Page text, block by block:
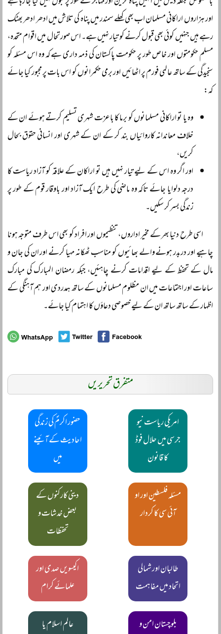
اور ہزاروں اراکانی مسلمان اب بھی کھلے سمندر میں پناہ کی تلاش میں ادھر ادھر بھٹک
رہے ہیں جنہیں کوئی بھی قبول کرنے کو تیار نہیں ہے۔ اس صورتحال میں اقوام متحدہ،
مسلم حکومتوں اور خاص طور پر حکومت پاکستان کی ذمہ داری ہے کہ وہ اس مسئلہ کو
سنجیدگی کے ساتھ عالمی فورم پر اٹھائیں اور برمی حکمرانوں کو اس بات پر مجبور کیا جائے
کہ:
وہ یا تو اراکانی مسلمانوں کو برما کا باعزت شہری تسلیم کرتے ہوئے ان کے
خلاف معاندانہ کاروائیاں بند کر کے ان کے شہری اور انسانی حقوق بحال
کریں،
اور اگر وہ اس کے لیے تیار نہیں ہیں تو اراکان کے علاقہ کو آزاد ریاست کا
درجہ دلوایا جائے تاکہ وہ ماضی کی طرح ایک آزاد اور باوقار قوم کے طور پر
زندگی بسر کر سکیں۔
اسی طرح دنیا بھر کے مخیر اداروں، تنظیموں اور افراد کو بھی اس طرف متوجہ ہونا
چاہیے اور دربدر ہونے والے بھائیوں کو مناسب ٹھکانہ مہیا کرنے اور ان کی جان و
مال کے تحفظ کے لیے اقدامات کرنے چاہئیں، جبکہ رمضان المبارک کی مبارک
ساعات اور اجتماعات میں ان مظلوم مسلمانوں کے ساتھ ہمدردی اور ہم آہنگی کے
اظہار کے ساتھ ساتھ ان کے لیے خصوصی دعاؤں کا اہتمام کیا جائے۔
متفرق تحریریں
امریکی ریاست نیو
جرسی میں حلال فوڈ
کا قانون
حضور اکرمؐ کی زندگی
احادیث کے آئینے
میں
مسئلہ فلسطین اور او
آئی سی کا کردار
دینی کارکنوں کے
بعض خدشات و
تحفظات
طالبان اور شمالی
اتحاد میں مفاہمت
اکیسویں صدی اور
علمائے کرام
بلوچستان امن و
عالم اسلام یا